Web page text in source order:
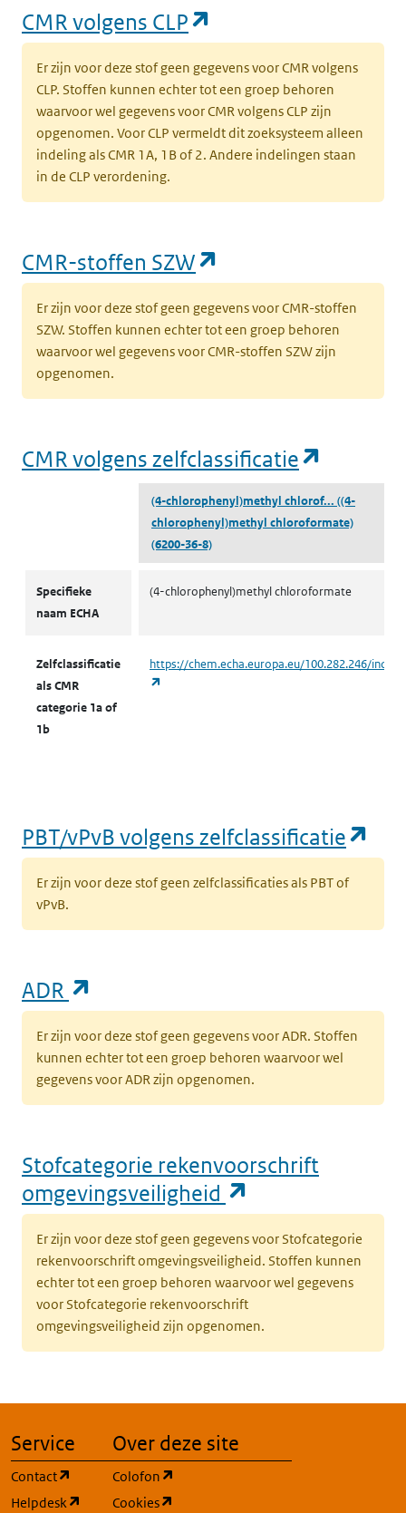
CMR volgens CLP
Er zijn voor deze stof geen gegevens voor CMR volgens
CLP. Stoffen kunnen echter tot een groep behoren
waarvoor wel gegevens voor CMR volgens CLP zijn
opgenomen. Voor CLP vermeldt dit zoeksysteem alleen
indeling als CMR 1A, 1B of 2. Andere indelingen staan
in de CLP verordening.
CMR-stoffen SZW
Er zijn voor deze stof geen gegevens voor CMR-stoffen
SZW. Stoffen kunnen echter tot een groep behoren
waarvoor wel gegevens voor CMR-stoffen SZW zijn
opgenomen.
CMR volgens zelfclassificatie
(4-chlorophenyl)methyl chlorof... ((4-
chlorophenyl)methyl chloroformate)
(6200-36-8)
Specifieke
naam ECHA
(4-chlorophenyl)methyl chloroformate
Zelfclassificatie
als CMR
categorie 1a of
1b
https://chem.echa.europa.eu/100.282.246/
PBT/vPvB volgens zelfclassificatie
Er zijn voor deze stof geen zelfclassificaties als PBT of
vPvB.
ADR
Er zijn voor deze stof geen gegevens voor ADR. Stoffen
kunnen echter tot een groep behoren waarvoor wel
gegevens voor ADR zijn opgenomen.
Stofcategorie rekenvoorschrift
omgevingsveiligheid
Er zijn voor deze stof geen gegevens voor Stofcategorie
rekenvoorschrift omgevingsveiligheid. Stoffen kunnen
echter tot een groep behoren waarvoor wel gegevens
voor Stofcategorie rekenvoorschrift
omgevingsveiligheid zijn opgenomen.
Service
Contact
(opent in een nieuw tabblad)
Helpdesk
(opent in een nieuw tabblad)
Over deze site
Colofon
Cookies